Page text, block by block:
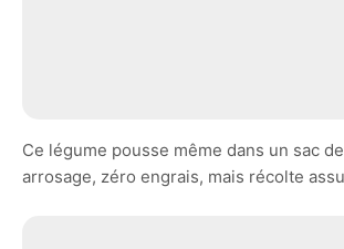
Ce légume pousse même dans un sac
arrosage, zéro engrais, mais récolte